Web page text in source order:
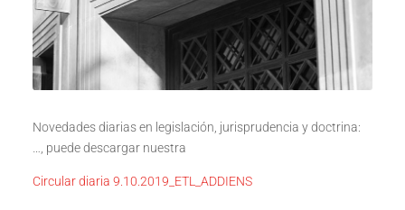
Novedades diarias en legislación, jurisprudencia y doctrina:
…, puede descargar nuestra
Circular diaria 9.10.2019_ETL_ADDIENS